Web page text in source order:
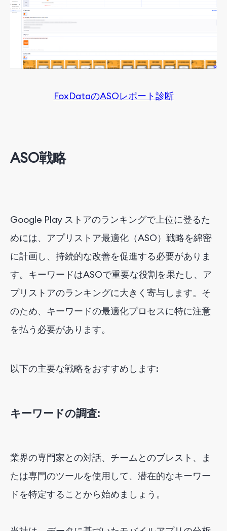
FoxDataのASOレポート診断
ASO戦略
Google Play ストアのランキングで上位に登るた
めには、アプリストア最適化（ASO）戦略を綿密
に計画し、持続的な改善を促進する必要がありま
す。キーワードはASOで重要な役割を果たし、ア
プリストアのランキングに大きく寄与します。そ
のため、キーワードの最適化プロセスに特に注意
を払う必要があります。
以下の主要な戦略をおすすめします:
キーワードの調査:
業界の専門家との対話、チームとのブレスト、ま
たは専門のツールを使用して、潜在的なキーワー
ドを特定することから始めましょう。